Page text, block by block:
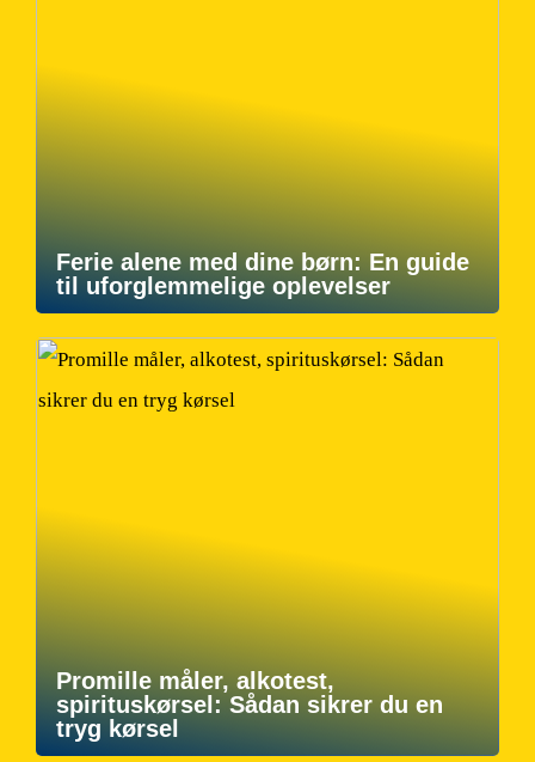
Ferie alene med dine børn: En guide
til uforglemmelige oplevelser
Promille måler, alkotest,
spirituskørsel: Sådan sikrer du en
tryg kørsel